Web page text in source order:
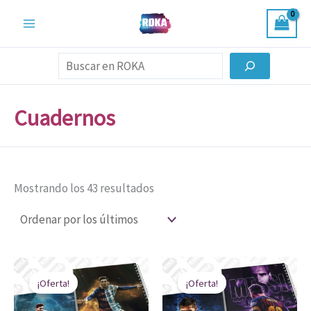
contenido
Buscar
Cuadernos
Mostrando los 43 resultados
por
los
¡Oferta!
precio
original
era:
precio
actual
es:
¡Oferta!
precio
original
era:
precio
actual
es: